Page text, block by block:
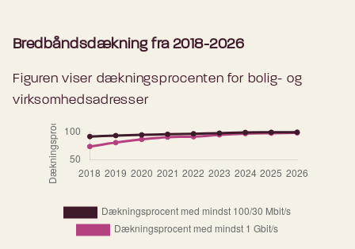
Bredbåndsdækning fra 2018-2026
Figuren viser dækningsprocenten for bolig- og
virksomhedsadresser